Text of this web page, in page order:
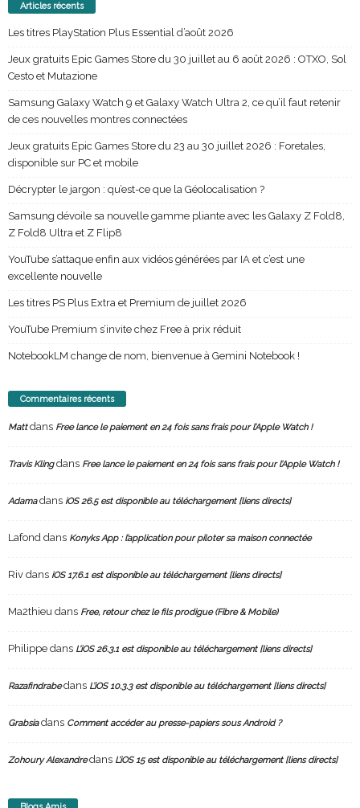
Articles récents
Les titres PlayStation Plus Essential d’août 2026
Jeux gratuits Epic Games Store du 30 juillet au 6 août 2026 : OTXO, Sol
Cesto et Mutazione
Samsung Galaxy Watch 9 et Galaxy Watch Ultra 2, ce qu’il faut retenir
de ces nouvelles montres connectées
Jeux gratuits Epic Games Store du 23 au 30 juillet 2026 : Foretales,
disponible sur PC et mobile
Décrypter le jargon : qu’est-ce que la Géolocalisation ?
Samsung dévoile sa nouvelle gamme pliante avec les Galaxy Z Fold8,
Z Fold8 Ultra et Z Flip8
YouTube s’attaque enfin aux vidéos générées par IA et c’est une
excellente nouvelle
Les titres PS Plus Extra et Premium de juillet 2026
YouTube Premium s’invite chez Free à prix réduit
NotebookLM change de nom, bienvenue à Gemini Notebook !
Commentaires récents
Mattdans Free lance le paiement en 24 fois sans frais pour l’Apple Watch !
Travis Klingdans Free lance le paiement en 24 fois sans frais pour l’Apple Watch !
Adamadans iOS 26.5 est disponible au téléchargement [liens directs]
Lafond dans Konyks App : l’application pour piloter sa maison connectée
Riv dans iOS 17.6.1 est disponible au téléchargement [liens directs]
Ma2thieu dans Free, retour chez le fils prodigue (Fibre & Mobile)
Philippe dans L’iOS 26.3.1 est disponible au téléchargement [liens directs]
Razafindrabedans L’iOS 10.3.3 est disponible au téléchargement [liens directs]
Grabsiadans Comment accéder au presse-papiers sous Android ?
Zohoury Alexandredans L’iOS 15 est disponible au téléchargement [liens directs]